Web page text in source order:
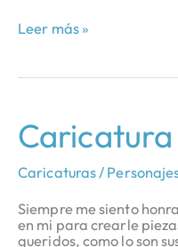
Leer más »
Caricaturas /
Siempre me siento
en mi para crearle
queridos, como lo son
Caricatura
de
Pancho